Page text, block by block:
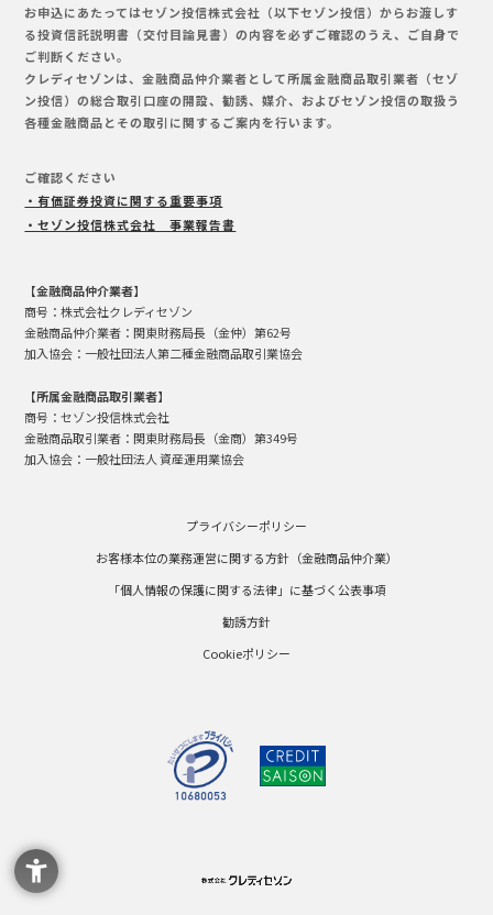
お申込にあたってはセゾン投信株式会社（以下セゾン投信）からお渡しす
る投資信託説明書（交付目論見書）の内容を必ずご確認のうえ、ご自身で
ご判断ください。
クレディセゾンは、金融商品仲介業者として所属金融商品取引業者（セゾ
ン投信）の総合取引口座の開設、勧誘、媒介、およびセゾン投信の取扱う
各種金融商品とその取引に関するご案内を行います。
ご確認ください
・有価証券投資に関する重要事項
・セゾン投信株式会社 事業報告書
【金融商品仲介業者】
商号：株式会社クレディセゾン
金融商品仲介業者：関東財務局長（金仲）第62号
加入協会：一般社団法人第二種金融商品取引業協会
【所属金融商品取引業者】
商号：セゾン投信株式会社
金融商品取引業者：関東財務局長（金商）第349号
加入協会：一般社団法人 資産運用業協会
プライバシーポリシー
お客様本位の業務運営に関する方針（金融商品仲介業）
「個人情報の保護に関する法律」に基づく公表事項
勧誘方針
Cookieポリシー